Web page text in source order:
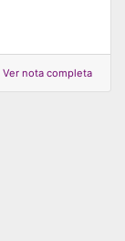
Ver nota completa